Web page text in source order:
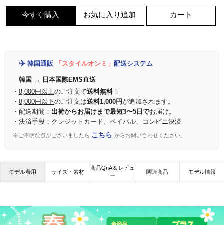
今すぐ購入 お気に入り追加 カート
✈️ 韓国通販 「スタイルオンミ」 配送システム
韓国 → 日本国際EMS直送
・ 8,000円以上のご注文で送料無料！
・ 8,000円以下のご注文は送料1,000円が追加されます。
・配送期間： 出荷からお届けまで最短3〜5日でお届け。
・決済手段：クレジットカード、ペイパル、コンビニ決済
※ご不明な点がございましたら こちら からお問い合わせください。
モデル着用 サイズ・素材
商品QnA & レビュ
ー
関連商品 モデル情報